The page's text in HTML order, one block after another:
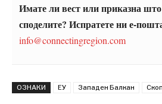
Имате ли вест или приказна што
споделите? Испратете ни е-
info@connectingregion.com
ОЗНАКИ ЕУ Западен Балкан